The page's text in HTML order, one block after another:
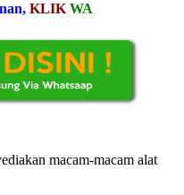
KLIK WA
macam-macam alat